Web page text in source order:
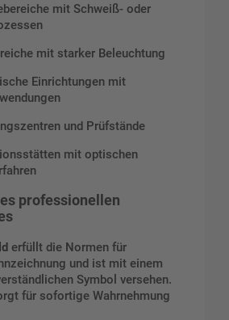
mit Schweiß- oder
mit starker Beleuchtung
Einrichtungen mit
und Prüfstände
mit optischen
professionellen
erfüllt die Normen für
und ist mit einem
Symbol versehen.
für sofortige Wahrnehmung